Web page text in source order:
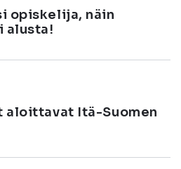
opiskelija, näin
alusta!
Itä-Suomen